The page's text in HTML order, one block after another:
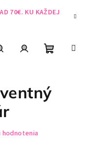
70€. KU KAŽDEJ
košík